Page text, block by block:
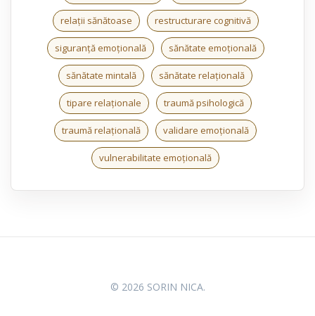
relații sănătoase restructurare cognitivă
siguranță emoțională sănătate emoțională
sănătate mintală sănătate relațională
tipare relaționale traumă psihologică
traumă relațională validare emoțională
vulnerabilitate emoțională